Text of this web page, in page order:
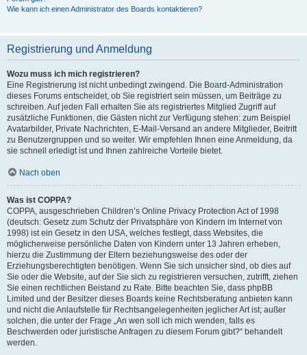
Wie kann ich einen Administrator des Boards kontaktieren?
Registrierung und Anmeldung
Wozu muss ich mich registrieren?
Eine Registrierung ist nicht unbedingt zwingend. Die Board-Administration
dieses Forums entscheidet, ob Sie registriert sein müssen, um Beiträge zu
schreiben. Auf jeden Fall erhalten Sie als registriertes Mitglied Zugriff auf
zusätzliche Funktionen, die Gästen nicht zur Verfügung stehen: zum Beispiel
Avatarbilder, Private Nachrichten, E-Mail-Versand an andere Mitglieder, Beitritt
zu Benutzergruppen und so weiter. Wir empfehlen Ihnen eine Anmeldung, da
sie schnell erledigt ist und Ihnen zahlreiche Vorteile bietet.
Nach oben
Was ist COPPA?
COPPA, ausgeschrieben Children’s Online Privacy Protection Act of 1998
(deutsch: Gesetz zum Schutz der Privatsphäre von Kindern im Internet von
1998) ist ein Gesetz in den USA, welches festlegt, dass Websites, die
möglicherweise persönliche Daten von Kindern unter 13 Jahren erheben,
hierzu die Zustimmung der Eltern beziehungsweise des oder der
Erziehungsberechtigten benötigen. Wenn Sie sich unsicher sind, ob dies auf
Sie oder die Website, auf der Sie sich zu registrieren versuchen, zutrifft, ziehen
Sie einen rechtlichen Beistand zu Rate. Bitte beachten Sie, dass phpBB
Limited und der Besitzer dieses Boards keine Rechtsberatung anbieten kann
und nicht die Anlaufstelle für Rechtsangelegenheiten jeglicher Art ist; außer
solchen, die unter der Frage „An wen soll ich mich wenden, falls es
Beschwerden oder juristische Anfragen zu diesem Forum gibt?“ behandelt
werden.